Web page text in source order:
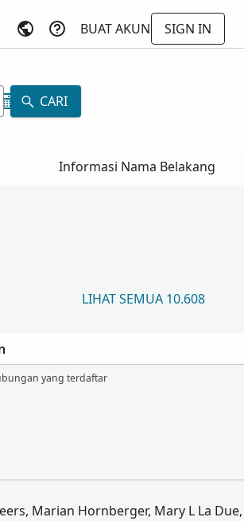
BUAT AKUN
SIGN IN
CARI
Informasi Nama Belakang
LIHAT SEMUA 10.608
yang terdaftar
Marian Hornberger, Mary L La Due,